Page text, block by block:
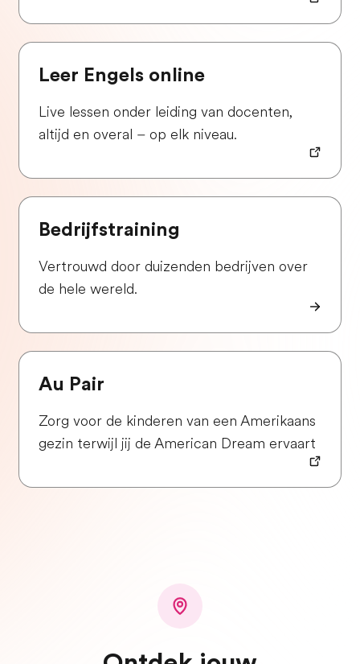
Leer Engels online
Live lessen onder leiding van docenten,
altijd en overal – op elk niveau.
Bedrijfstraining
Vertrouwd door duizenden bedrijven over
de hele wereld.
Au Pair
Zorg voor de kinderen van een Amerikaans
gezin terwijl jij de American Dream ervaart